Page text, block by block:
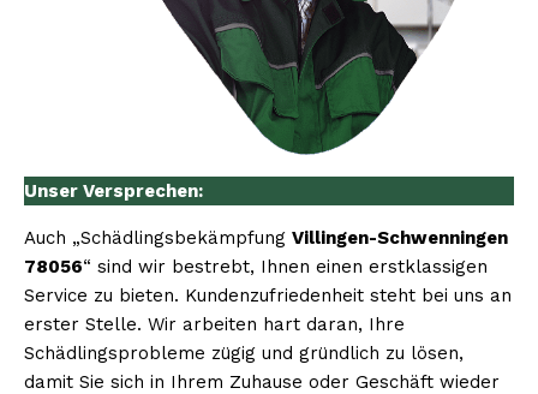
Unser Versprechen:
Auch „Schädlingsbekämpfung Villingen-Schwenningen
78056“ sind wir bestrebt, Ihnen einen erstklassigen
Service zu bieten. Kundenzufriedenheit steht bei uns an
erster Stelle. Wir arbeiten hart daran, Ihre
Schädlingsprobleme zügig und gründlich zu lösen,
damit Sie sich in Ihrem Zuhause oder Geschäft wieder